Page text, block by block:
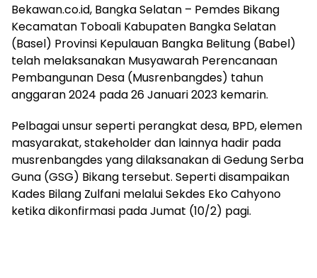
Bekawan.co.id, Bangka Selatan – Pemdes Bikang
Kecamatan Toboali Kabupaten Bangka Selatan
(Basel) Provinsi Kepulauan Bangka Belitung (Babel)
telah melaksanakan Musyawarah Perencanaan
Pembangunan Desa (Musrenbangdes) tahun
anggaran 2024 pada 26 Januari 2023 kemarin.
Pelbagai unsur seperti perangkat desa, BPD, elemen
masyarakat, stakeholder dan lainnya hadir pada
musrenbangdes yang dilaksanakan di Gedung Serba
Guna (GSG) Bikang tersebut. Seperti disampaikan
Kades Bilang Zulfani melalui Sekdes Eko Cahyono
ketika dikonfirmasi pada Jumat (10/2) pagi.